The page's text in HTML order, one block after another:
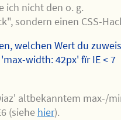
ich nicht den o. g.
sondern einen CSS-
welchen Wert du
width: 42px' fïr IE < 7
altbekanntem max-/
(siehe hier).